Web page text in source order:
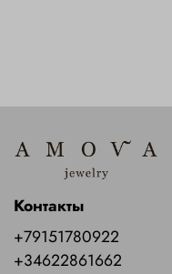
Контакты
+79151780922
+34622861662